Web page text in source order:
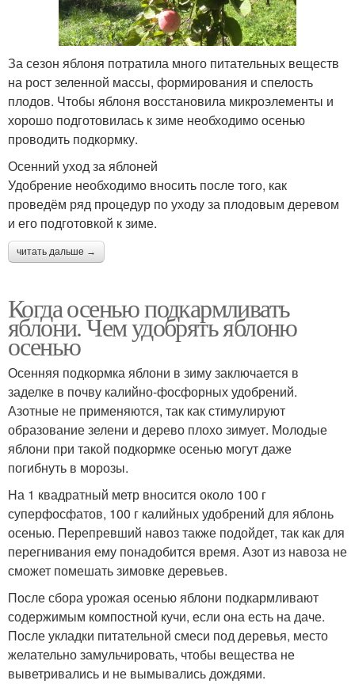
За сезон яблоня потратила много питательных веществ
на рост зеленной массы, формирования и спелость
плодов. Чтобы яблоня восстановила микроэлементы и
хорошо подготовилась к зиме необходимо осенью
проводить подкормку.
Осенний уход за яблоней
Удобрение необходимо вносить после того, как
проведём ряд процедур по уходу за плодовым деревом
и его подготовкой к зиме.
читать дальше →
Когда осенью подкармливать
яблони. Чем удобрять яблоню
осенью
Осенняя подкормка яблони в зиму заключается в
заделке в почву калийно-фосфорных удобрений.
Азотные не применяются, так как стимулируют
образование зелени и дерево плохо зимует. Молодые
яблони при такой подкормке осенью могут даже
погибнуть в морозы.
На 1 квадратный метр вносится около 100 г
суперфосфатов, 100 г калийных удобрений для яблонь
осенью. Перепревший навоз также подойдет, так как для
перегнивания ему понадобится время. Азот из навоза не
сможет помешать зимовке деревьев.
После сбора урожая осенью яблони подкармливают
содержимым компостной кучи, если она есть на даче.
После укладки питательной смеси под деревья, место
желательно замульчировать, чтобы вещества не
выветривались и не вымывались дождями.